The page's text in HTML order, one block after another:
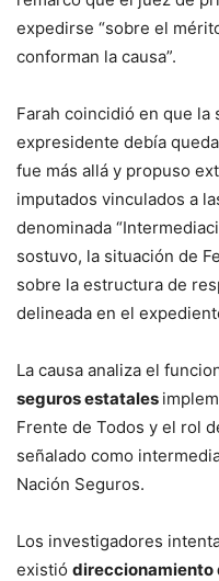
expedirse “sobre el
conforman la causa”.
Farah coincidió en que la
expresidente debía
fue más allá y propuso
imputados vinculados a
denominada
sostuvo, la situación de
sobre la estructura de
delineada en el
La causa analiza el
seguros estatales
Frente de Todos y el rol
señalado como
Nación Seguros.
Los investigadores
existió direccionamiento